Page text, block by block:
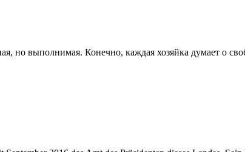
но выполнимая. Конечно, каждая хозяйка думает о